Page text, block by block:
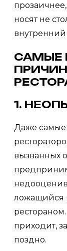
носят не
внутренний
САМЫЕ
1.
Даже
вызванных
ложащийся
приходит,
поздно.